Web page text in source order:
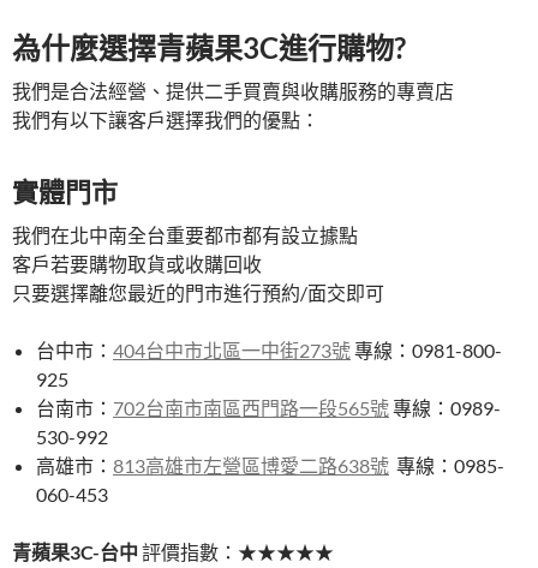
為什麼選擇青蘋果3C進行購物?
我們是合法經營、提供二手買賣與收購服務的專賣店
我們有以下讓客戶選擇我們的優點：
實體門市
我們在北中南全台重要都市都有設立據點
客戶若要購物取貨或收購回收
只要選擇離您最近的門市進行預約/面交即可
台中市： 404台中市北區一中街273號專線：0981-800-
925
台南市： 702台南市南區西門路一段565號專線：0989-
530-992
高雄市： 813高雄市左營區博愛二路638號 專線：0985-
060-453
青蘋果3C-台中 評價指數：★★★★★